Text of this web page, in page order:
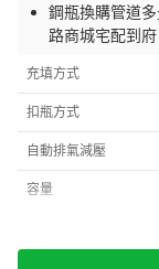
鋼瓶換購管道
路商城宅配到府
充填方式
扣瓶方式
自動排氣減壓
容量